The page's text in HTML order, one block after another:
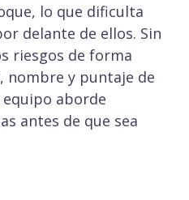
lo que dificulta
delante de ellos. Sin
riesgos de forma
nombre y puntaje de
aborde
antes de que sea